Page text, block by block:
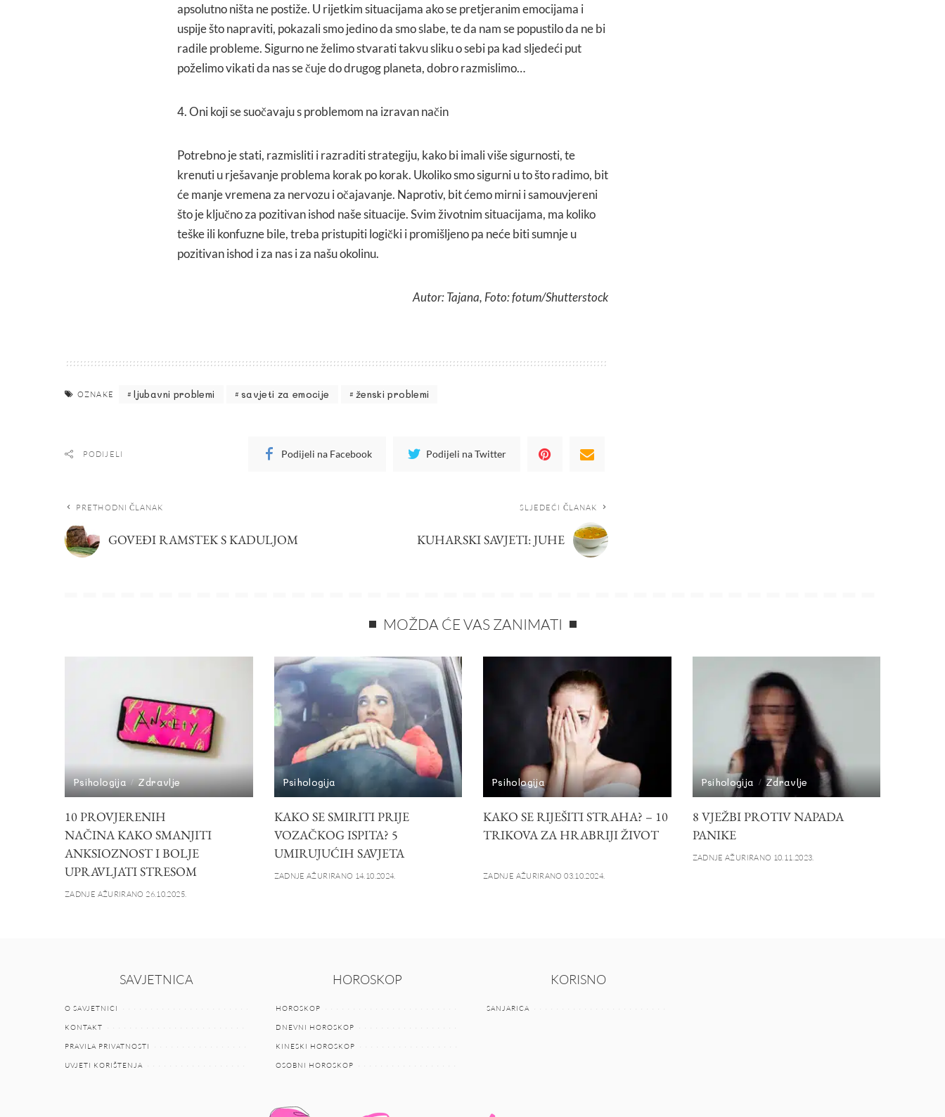
apsolutno ništa ne postiže. U rijetkim situacijama ako se pretjeranim emocijama i
uspije što napraviti, pokazali smo jedino da smo slabe, te da nam se popustilo da ne bi
radile probleme. Sigurno ne želimo stvarati takvu sliku o sebi pa kad sljedeći put
poželimo vikati da nas se čuje do drugog planeta, dobro razmislimo…
4. Oni koji se suočavaju s problemom na izravan način
Potrebno je stati, razmisliti i razraditi strategiju, kako bi imali više sigurnosti, te
krenuti u rješavanje problema korak po korak. Ukoliko smo sigurni u to što radimo, bit
će manje vremena za nervozu i očajavanje. Naprotiv, bit ćemo mirni i samouvjereni
što je ključno za pozitivan ishod naše situacije. Svim životnim situacijama, ma koliko
teške ili konfuzne bile, treba pristupiti logički i promišljeno pa neće biti sumnje u
pozitivan ishod i za nas i za našu okolinu.
Autor: Tajana, Foto: fotum/Shutterstock
OZNAKE ljubavni problemi savjeti za emocije ženski problemi
PODIJELI Podijeli na Facebook Podijeli na Twitter
PRETHODNI ČLANAK
GOVEĐI RAMSTEK S KADULJOM
SLJEDEĆI ČLANAK
KUHARSKI SAVJETI: JUHE
MOŽDA ĆE VAS ZANIMATI
Psihologija Zdravlje
10 PROVJERENIH
NAČINA KAKO SMANJITI
ANKSIOZNOST I BOLJE
UPRAVLJATI STRESOM
ZADNJE AŽURIRANO 26.10.2025.
Psihologija
KAKO SE SMIRITI PRIJE
VOZAČKOG ISPITA? 5
UMIRUJUĆIH SAVJETA
ZADNJE AŽURIRANO 14.10.2024.
Psihologija
KAKO SE RIJEŠITI STRAHA? – 10
TRIKOVA ZA HRABRIJI ŽIVOT
ZADNJE AŽURIRANO 03.10.2024.
Psihologija Zdravlje
8 VJEŽBI PROTIV NAPADA
PANIKE
ZADNJE AŽURIRANO 10.11.2023.
SAVJETNICA
O SAVJETNICI
KONTAKT
PRAVILA PRIVATNOSTI
UVJETI KORIŠTENJA
HOROSKOP
HOROSKOP
DNEVNI HOROSKOP
KINESKI HOROSKOP
OSOBNI HOROSKOP
KORISNO
SANJARICA